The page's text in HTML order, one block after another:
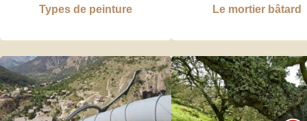
Types de peinture Le mortier bâtard